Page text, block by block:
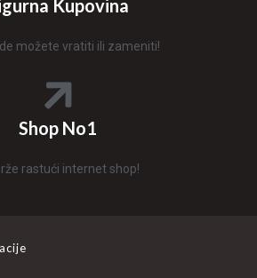
Kupovina
možete vratiti ili zameniti!
Shop No1
rastući internet shop!